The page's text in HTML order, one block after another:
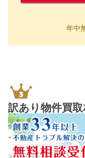
年中
訳あり物件買